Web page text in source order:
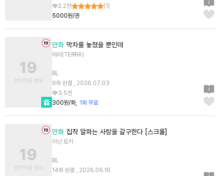
2.2천
(1 )
5000원/권
만화 막차를 놓쳤을 뿐인데
테라(TERRA)
BL
9화 완결 , 2026.07.03
3.5천
300원/화
1화 무료
만화 집착 알파는 사랑을 갈구한다 [스크롤]
리난 토카
BL
14화 완결 , 2026.06.16